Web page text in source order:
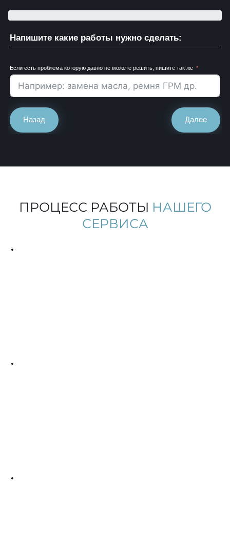
Напишите какие работы нужно сделать:
Если есть проблема которую давно не можете решить, пишите так же
Назад Далее
ПРОЦЕСС РАБОТЫ НАШЕГО
СЕРВИСА